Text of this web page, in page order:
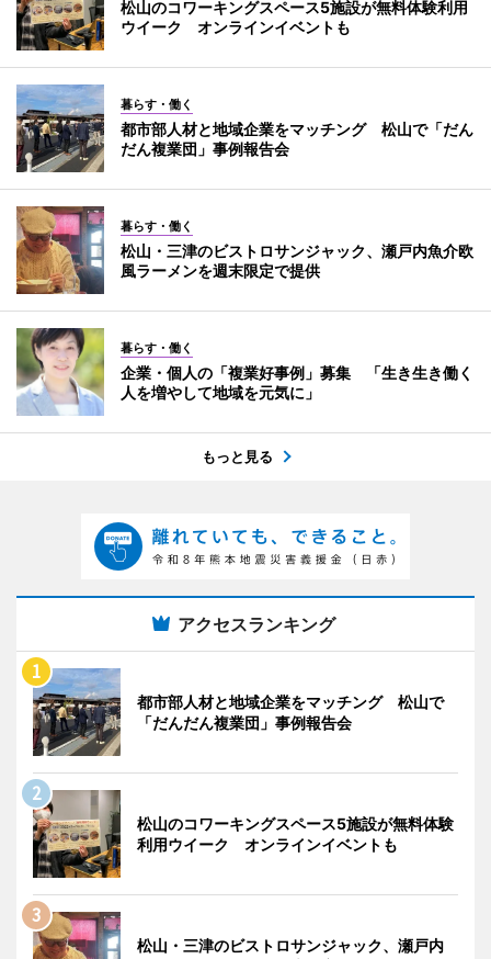
松山のコワーキングスペース5施設が無料体験利用
ウイーク オンラインイベントも
暮らす・働く
都市部人材と地域企業をマッチング 松山で「だん
だん複業団」事例報告会
暮らす・働く
松山・三津のビストロサンジャック、瀬戸内魚介欧
風ラーメンを週末限定で提供
暮らす・働く
企業・個人の「複業好事例」募集 「生き生き働く
人を増やして地域を元気に」
もっと見る
アクセスランキング
都市部人材と地域企業をマッチング 松山で
「だんだん複業団」事例報告会
松山のコワーキングスペース5施設が無料体験
利用ウイーク オンラインイベントも
松山・三津のビストロサンジャック、瀬戸内